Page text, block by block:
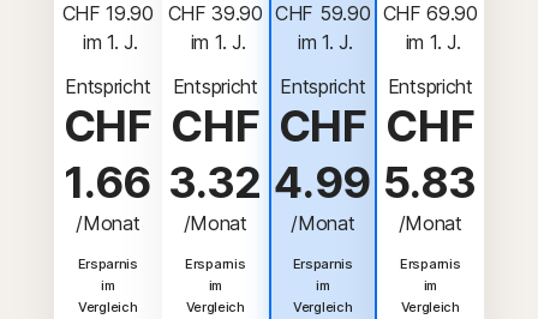
CHF 19.90
im 1. J.
Entspricht
CHF
1.66
/Monat
Ersparnis
im
Vergleich
CHF 39.90
im 1. J.
Entspricht
CHF
3.32
/Monat
Ersparnis
im
Vergleich
CHF 59.90
im 1. J.
Entspricht
CHF
4.99
/Monat
Ersparnis
im
Vergleich
CHF 69.90
im 1. J.
Entspricht
CHF
5.83
/Monat
Ersparnis
im
Vergleich